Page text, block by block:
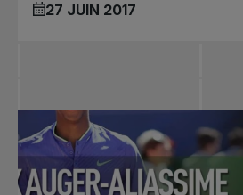
27 JUIN 2017